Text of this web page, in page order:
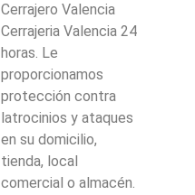
Cerrajero Valencia
Cerrajeria Valencia 24
horas. Le
proporcionamos
protección contra
latrocinios y ataques
en su domicilio,
tienda, local
comercial o almacén.